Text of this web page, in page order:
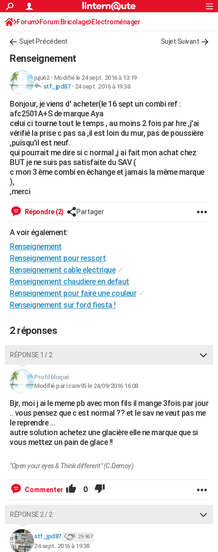
ACTUALITÉS
Politique
Société
Faits Divers
Education
Monde
Villes
+
FINANCE
Retraite
Impôts
Epargne
Immobilier
Risques naturels par ville
Banque
Assurance
Crédit
AUTO
Essais
Réserver un essai
Citadines
Berlines
SUV
Forum auto
+HIGH-TECH
Mobiles
Meilleur smartphone
Internet
Ordinateurs
Jeux vidéo
Guide high-tech
+BRICOLAGE
Forum
Aménagement intérieur
Extérieur
Cuisine
Salle de bains
Jardinage
Rangement
WEEK-END
Guides de France
Escapades
Patrimoine
Expositions
Musées
Week-end nature
LIFESTYLE
Art de vivre
Bien-être
Loisirs
Mode
Modes de vie
SANTE
Alimentation
Guide de la santé
Maladies
Médicaments
Sommeil
VOYAGE
Destinations
City break
Voyage nature
Voyage de noces
Forum
Climat
PHOTO
GUIDES D'ACHAT
BONS PLANS
CARTE DE VOEUX
Carte de Noël
Carte Bonne année
Carte Saint-Valentin
Carte Pâques
Carte d'anniversaire
DICTIONNAIRE
Dictionnaire
Biographies
Citations
Expressions
Proverbes
PROGRAMME TV
AVIS DE DÉCÈS
FORUM
Bricolage
Lifestyle
Culture
Sport
Auto
Television
Voyage
Cinema
S'inscrire
Connexion
Forum Forum Bricolage Electroménager
Sujet Précédent Sujet Suivant
Renseignement
juju62- Modifié le 24 sept. 2016 à 13:19
stf_jpd87- 24 sept. 2016 à 19:38
Bonjour, je viens d' acheter(le 16 sept un combi ref :
afc2501A+S de marque Aya
celui ci tourne tout le temps , au moins 2 fois par hre ,j'ai
vérifié la prise c pas sa ,il est loin du mur, pas de poussière
,puisqu'il est neuf.
qui pourrait me dire si c normal ,j ai fait mon achat chez
BUT je ne suis pas satisfaite du SAV (
c mon 3 ème combi en échange et jamais la même marque
),
,merci
Répondre (2) Partager
A voir également:
Renseignement
Renseignement pour ressort
Renseignement cable electrique ✓
Renseignement chaudiere en defaut
Renseignement pour faire une couleur ✓
Renseignement sur ford fiesta !
2 réponses
RÉPONSE 1 / 2
Profil bloqué
Modifié par Icare95 le 24/09/2016 16:08
Bjr, moi j ai le meme pb avec mon fils il mange 3fois par jour
.. vous pensez que c est normal ?? et le sav ne veut pas me
le reprendre ...
autre solution achetez une glacière elle ne marque que si
vous mettez un pain de glace !!
"Open your eyes & Think different" (C.Demoy)
Commenter 0
RÉPONSE 2 / 2
stf_jpd87 29 967
24 sept. 2016 à 19:38